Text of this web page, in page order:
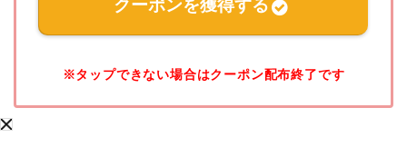
クーポンを獲得する
※タップできない場合はクーポン配布終了です